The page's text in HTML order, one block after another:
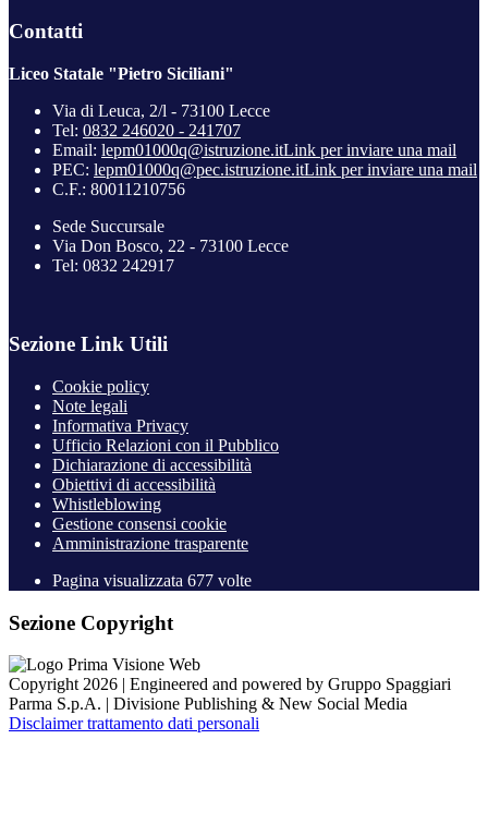
Contatti
Liceo Statale "Pietro Siciliani"
Via di Leuca, 2/l - 73100 Lecce
Tel: 0832 246020 - 241707
Email: lepm01000q@istruzione.itLink per inviare una mail
PEC: lepm01000q@pec.istruzione.itLink per inviare una mail
C.F.: 80011210756
Sede Succursale
Via Don Bosco, 22 - 73100 Lecce
Tel: 0832 242917
Sezione Link Utili
Cookie policy
Note legali
Informativa Privacy
Ufficio Relazioni con il Pubblico
Dichiarazione di accessibilità
Obiettivi di accessibilità
Whistleblowing
Gestione consensi cookie
Amministrazione trasparente
Pagina visualizzata 677 volte
Sezione Copyright
Copyright 2026 | Engineered and powered by Gruppo Spaggiari
Parma S.p.A. | Divisione Publishing & New Social Media
Disclaimer trattamento dati personali